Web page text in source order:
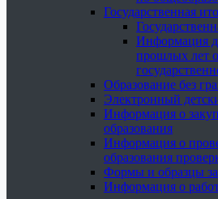
Государственная
Информация
прошлых лет
Образование без
Электронный
Информация о
образования
Информация о
образования
Формы и образцы
Информация о